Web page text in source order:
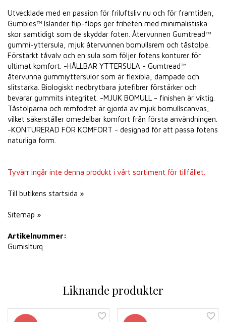
Utvecklade med en passion för friluftsliv nu och för framtiden,
Gumbies™ Islander flip-flops ger friheten med minimalistiska
skor samtidigt som de skyddar foten. Återvunnen Gumtread™
gummi-yttersula, mjuk återvunnen bomullsrem och tåstolpe.
Förstärkt tåvalv och en sula som följer fotens konturer för
ultimat komfort. -HÅLLBAR YTTERSULA - Gumtread™
återvunna gummiyttersulor som är flexibla, dämpade och
slitstarka. Biologiskt nedbrytbara jutefibrer förstärker och
bevarar gummits integritet. -MJUK BOMULL - finishen är viktig.
Tåstolparna och remfodret är gjorda av mjuk bomullscanvas,
vilket säkerställer omedelbar komfort från första användningen.
-KONTURERAD FÖR KOMFORT - designad för att passa fotens
naturliga form.
Tyvärr ingår inte denna produkt i vårt sortiment för tillfället.
Till butikens startsida »
Sitemap »
Artikelnummer:
Gumislturq
Liknande produkter